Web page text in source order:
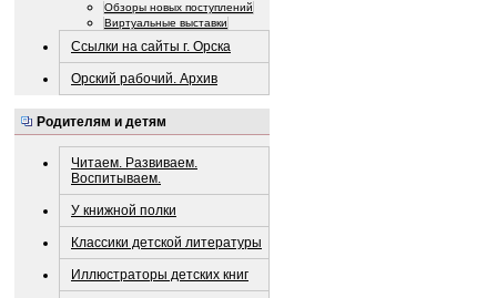
Обзоры новых поступлений
Виртуальные выставки
Ссылки на сайты г. Орска
Орский рабочий. Архив
Родителям и детям
Читаем. Развиваем.
Воспитываем.
У книжной полки
Классики детской литературы
Иллюстраторы детских книг